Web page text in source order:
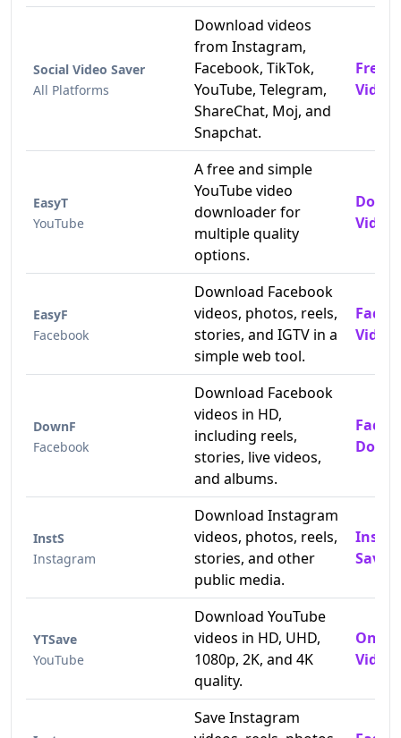
Social Video Saver
All Platforms
Download videos
from Instagram,
Facebook, TikTok,
YouTube, Telegram,
ShareChat, Moj, and
Snapchat.
Free
Video
EasyT
YouTube
A free and simple
YouTube video
downloader for
multiple quality
options.
EasyF
Facebook
Download Facebook
videos, photos, reels,
stories, and IGTV in a
simple web tool.
Video
DownF
Facebook
Download Facebook
videos in HD,
including reels,
stories, live videos,
and albums.
InstS
Instagram
Download Instagram
videos, photos, reels,
stories, and other
public media.
Saver
YTSave
YouTube
Download YouTube
videos in HD, UHD,
1080p, 2K, and 4K
quality.
Video
Save Instagram